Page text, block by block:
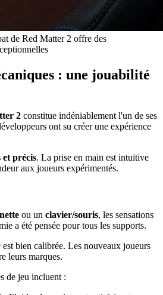
de Red Matter 2 offre des
: une jouabilité
2 constitue indéniablement l'un de ses
ont su créer une expérience
et précis. La prise en main est intuitive
aux joueurs expérimentés.
ou un clavier/souris, les sensations
a été pensée pour tous les supports.
est bien calibrée. Les nouveaux joueurs
leurs marques.
de jeu incluent :